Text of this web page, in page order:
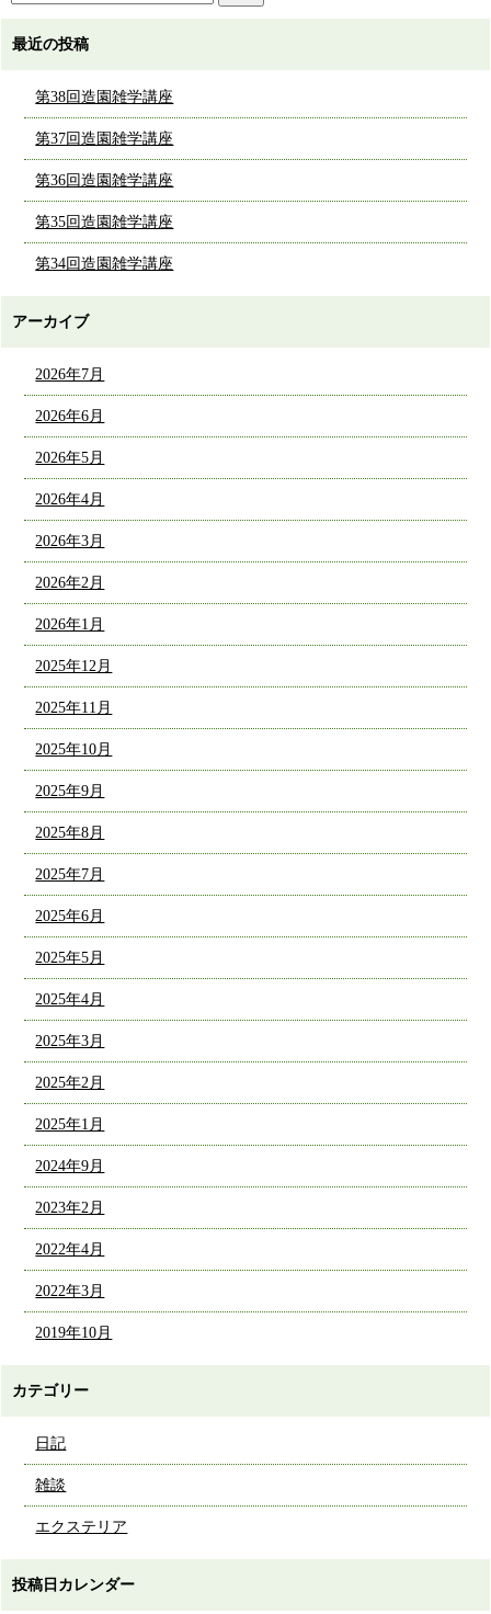
最近の投稿
第38回造園雑学講座
第37回造園雑学講座
第36回造園雑学講座
第35回造園雑学講座
第34回造園雑学講座
アーカイブ
2026年7月
2026年6月
2026年5月
2026年4月
2026年3月
2026年2月
2026年1月
2025年12月
2025年11月
2025年10月
2025年9月
2025年8月
2025年7月
2025年6月
2025年5月
2025年4月
2025年3月
2025年2月
2025年1月
2024年9月
2023年2月
2022年4月
2022年3月
2019年10月
カテゴリー
日記
雑談
エクステリア
投稿日カレンダー